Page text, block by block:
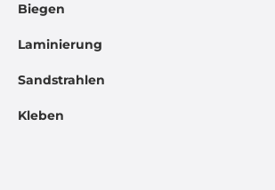
Biegen
Laminierung
Sandstrahlen
Kleben